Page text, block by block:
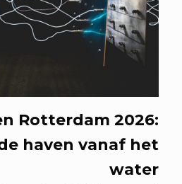
Rotterdam 2026:
haven vanaf het
water